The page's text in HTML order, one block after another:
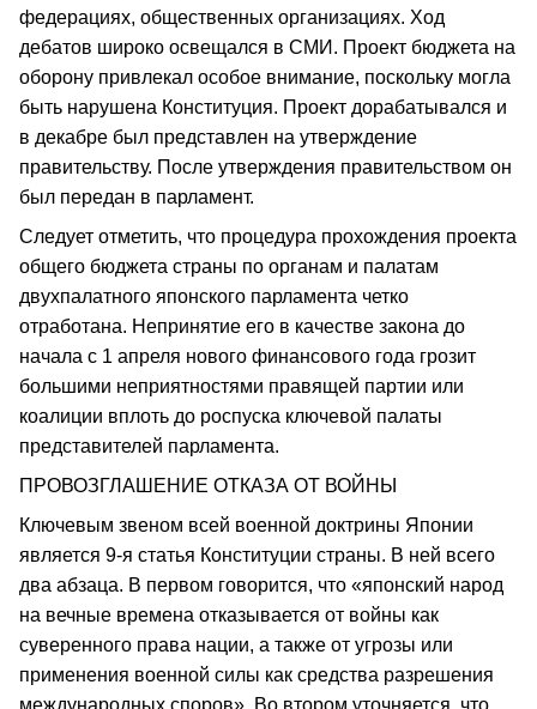
федерациях, общественных организациях. Ход
дебатов широко освещался в СМИ. Проект бюджета на
оборону привлекал особое внимание, поскольку могла
быть нарушена Конституция. Проект дорабатывался и
в декабре был представлен на утверждение
правительству. После утверждения правительством он
был передан в парламент.
Следует отметить, что процедура прохождения проекта
общего бюджета страны по органам и палатам
двухпалатного японского парламента четко
отработана. Непринятие его в качестве закона до
начала с 1 апреля нового финансового года грозит
большими неприятностями правящей партии или
коалиции вплоть до роспуска ключевой палаты
представителей парламента.
ПРОВОЗГЛАШЕНИЕ ОТКАЗА ОТ ВОЙНЫ
Ключевым звеном всей военной доктрины Японии
является 9-я статья Конституции страны. В ней всего
два абзаца. В первом говорится, что «японский народ
на вечные времена отказывается от войны как
суверенного права нации, а также от угрозы или
применения военной силы как средства разрешения
международных споров». Во втором уточняется, что